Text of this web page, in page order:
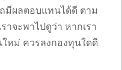
มีผลตอบแทนได้ดี ตาม
าจะพาไปดูว่า หากเรา
หม่ ควรลงกองทุนใดดี